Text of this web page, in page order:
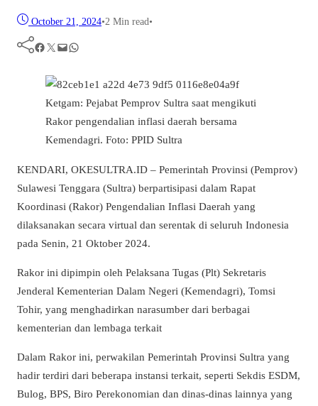
October 21, 2024•2 Min read•
Facebook Twitter Mail WhatsApp
Ketgam: Pejabat Pemprov Sultra saat mengikuti
Rakor pengendalian inflasi daerah bersama
Kemendagri. Foto: PPID Sultra
KENDARI, OKESULTRA.ID – Pemerintah Provinsi (Pemprov)
Sulawesi Tenggara (Sultra) berpartisipasi dalam Rapat
Koordinasi (Rakor) Pengendalian Inflasi Daerah yang
dilaksanakan secara virtual dan serentak di seluruh Indonesia
pada Senin, 21 Oktober 2024.
Rakor ini dipimpin oleh Pelaksana Tugas (Plt) Sekretaris
Jenderal Kementerian Dalam Negeri (Kemendagri), Tomsi
Tohir, yang menghadirkan narasumber dari berbagai
kementerian dan lembaga terkait
Dalam Rakor ini, perwakilan Pemerintah Provinsi Sultra yang
hadir terdiri dari beberapa instansi terkait, seperti Sekdis ESDM,
Bulog, BPS, Biro Perekonomian dan dinas-dinas lainnya yang